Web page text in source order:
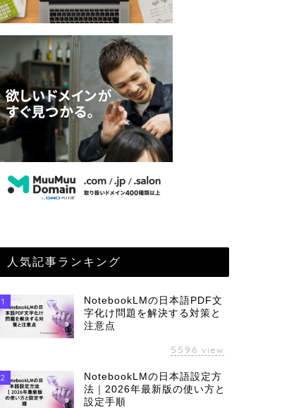
人気記事ランキング
1
NotebookLMの日本語PDF文
字化け問題を解決する対策と
注意点
5596 view
2
NotebookLMの日本語設定方
法｜2026年最新版の使い方と
設定手順